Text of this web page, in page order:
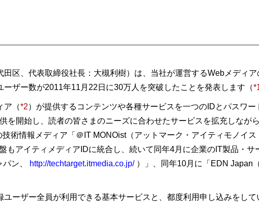
区、代表取締役社長：大槻利樹）は、当社が運営するWebメディ
ザー数が2011年11月22日に30万人を突破したことを発表します（*1
ア（*2）が提供するコンテンツや各種サービスを一つのIDとパスワー
を開始し、読者の皆さまのニーズに合わせたサービスを拡充しなが
術情報メディア「＠IT MONOist（アットマーク・アイティモノイス
もアイティメディアIDに統合し、続いて同年4月に企業のIT製品・サ
ン、 http://techtarget.itmedia.co.jp/）」、同年10月に「EDN Japan
ーザー全員が利用できる基本サービスと、都度利用申し込みをし